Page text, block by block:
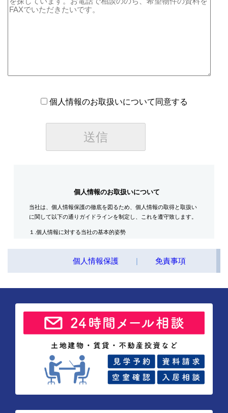
個人情報のお取扱いについて同意する
個人情報のお取扱いについて
当社は、個人情報保護の徹底を図るため、個人情報の取得と取扱い
に関して以下の通りガイドラインを制定し、これを遵守致します。
１.個人情報に対する当社の基本的姿勢
員はじめ全ての従業員が取り扱う個人情報の重要性を認識するとと
もに適正な取扱いと保護に努めます。
の所有者その他権利者
住所・氏名・性別・生年月日・年齢・職業（勤務先名称・住所・
レス等
その他の取得情報項目
個人情報が特定できる契約の種類、申込日、契約締結日、売買又
は賃料その他の価格・対価・付帯費用、取引における対象物件に
個人情報保護 | 免責事項